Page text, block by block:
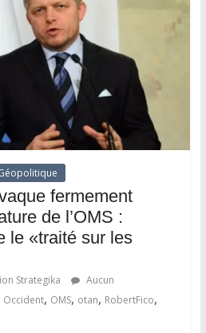
fermement
de l’OMS :
le «traité sur les
Strategika
Aucun
Occident, OMS, otan, RobertFico,